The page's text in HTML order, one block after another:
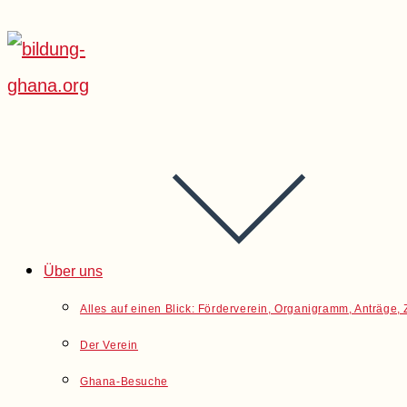
Über uns
Alles auf einen Blick: Förderverein, Organigramm, Anträge,
Der Verein
Ghana-Besuche